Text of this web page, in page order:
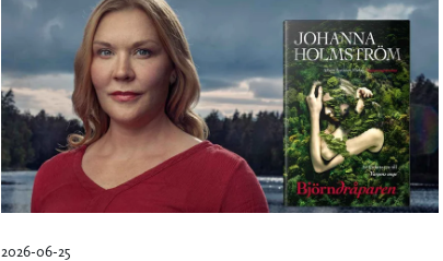
2026-06-25